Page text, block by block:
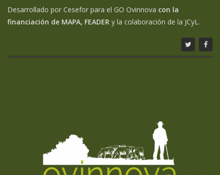
Desarrollado por Cesefor para el GO Ovinnova con la
financiación de MAPA, FEADER y la colaboración de la JCyL.